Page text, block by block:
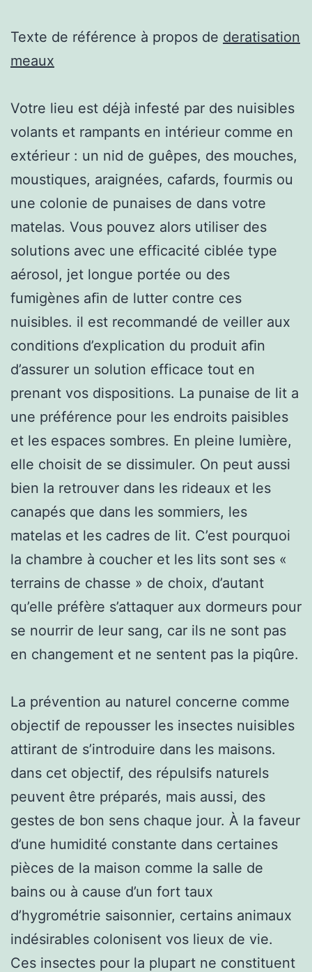
Texte de référence à propos de deratisation
meaux
Votre lieu est déjà infesté par des nuisibles
volants et rampants en intérieur comme en
extérieur : un nid de guêpes, des mouches,
moustiques, araignées, cafards, fourmis ou
une colonie de punaises de dans votre
matelas. Vous pouvez alors utiliser des
solutions avec une efficacité ciblée type
aérosol, jet longue portée ou des
fumigènes aﬁn de lutter contre ces
nuisibles. il est recommandé de veiller aux
conditions d’explication du produit aﬁn
d’assurer un solution efficace tout en
prenant vos dispositions. La punaise de lit a
une préférence pour les endroits paisibles
et les espaces sombres. En pleine lumière,
elle choisit de se dissimuler. On peut aussi
bien la retrouver dans les rideaux et les
canapés que dans les sommiers, les
matelas et les cadres de lit. C’est pourquoi
la chambre à coucher et les lits sont ses «
terrains de chasse » de choix, d’autant
qu’elle préfère s’attaquer aux dormeurs pour
se nourrir de leur sang, car ils ne sont pas
en changement et ne sentent pas la piqûre.
La prévention au naturel concerne comme
objectif de repousser les insectes nuisibles
attirant de s’introduire dans les maisons.
dans cet objectif, des répulsifs naturels
peuvent être préparés, mais aussi, des
gestes de bon sens chaque jour. À la faveur
d’une humidité constante dans certaines
pièces de la maison comme la salle de
bains ou à cause d’un fort taux
d’hygrométrie saisonnier, certains animaux
indésirables colonisent vos lieux de vie.
Ces insectes pour la plupart ne constituent